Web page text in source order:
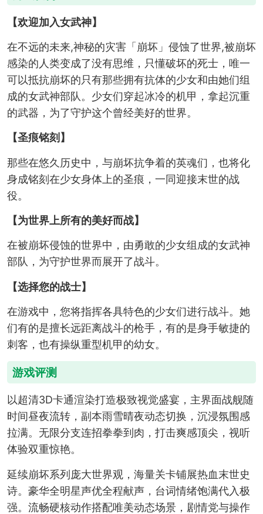
【欢迎加入女武神】
在不远的未来,神秘的灾害「崩坏」侵蚀了世界,被崩坏
感染的人类变成了没有思维，只懂破坏的死士，唯一
可以抵抗崩坏的只有那些拥有抗体的少女和由她们组
成的女武神部队。少女们穿起冰冷的机甲，拿起沉重
的武器，为了守护这个曾经美好的世界。
【圣痕铭刻】
那些在悠久历史中，与崩坏抗争着的英魂们，也将化
身成铭刻在少女身体上的圣痕，一同迎接末世的战
役。
【为世界上所有的美好而战】
在被崩坏侵蚀的世界中，由勇敢的少女组成的女武神
部队，为守护世界而展开了战斗。
【选择您的战士】
在游戏中，您将指挥各具特色的少女们进行战斗。她
们有的是擅长远距离战斗的枪手，有的是身手敏捷的
刺客，也有操纵重型机甲的幼女。
游戏评测
以超清3D卡通渲染打造极致视觉盛宴，主界面战舰随
时间昼夜流转，副本雨雪晴夜动态切换，沉浸氛围感
拉满。无限分支连招拳拳到肉，打击爽感顶尖，视听
体验双重惊艳。
延续崩坏系列庞大世界观，海量关卡铺展热血末世史
诗。豪华全明星声优全程献声，台词情绪饱满代入极
强。流畅硬核动作搭配唯美动态场景，剧情党与操作